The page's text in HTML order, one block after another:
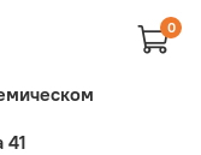
0
41